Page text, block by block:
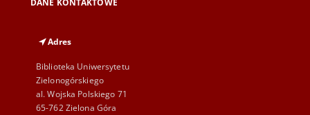
DANE KONTAKTOWE
Adres
Biblioteka Uniwersytetu
Zielonogórskiego
al. Wojska Polskiego 71
65-762 Zielona Góra